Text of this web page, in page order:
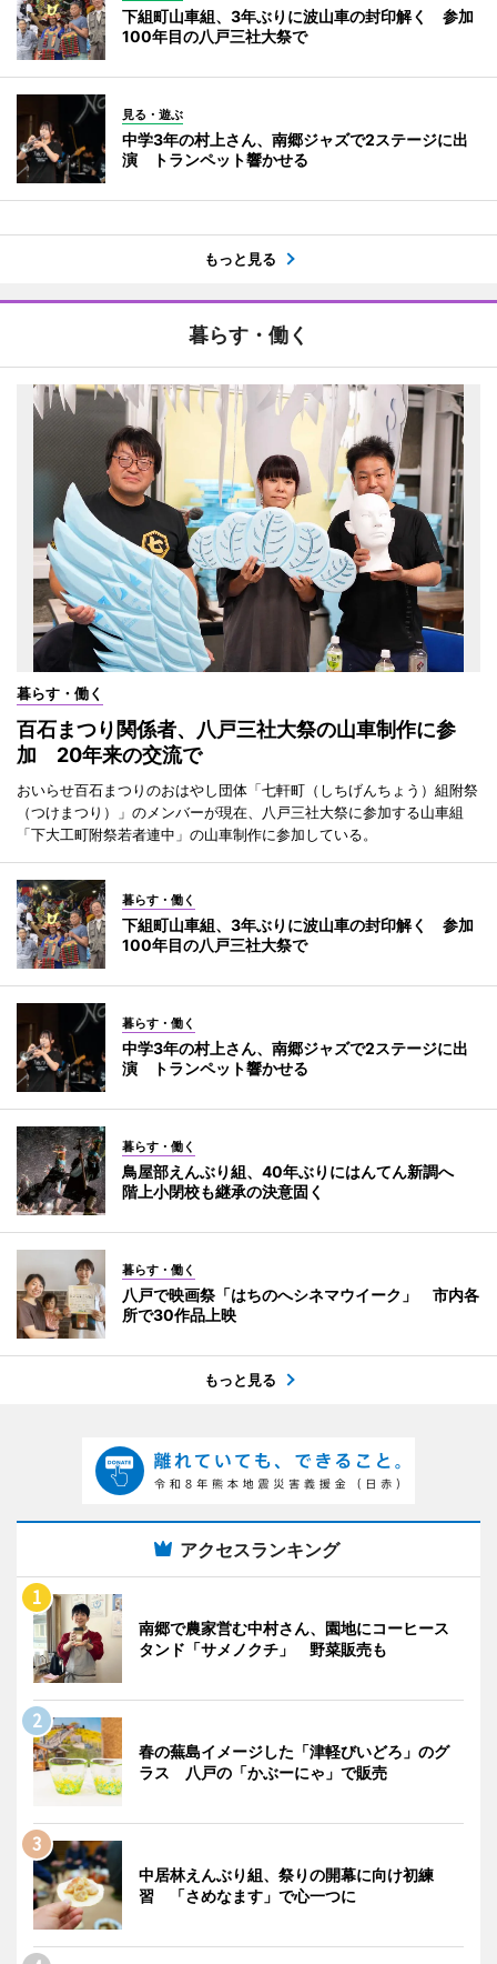
下組町山車組、3年ぶりに波山車の封印解く 参加
100年目の八戸三社大祭で
見る・遊ぶ
中学3年の村上さん、南郷ジャズで2ステージに出
演 トランペット響かせる
もっと見る
暮らす・働く
暮らす・働く
百石まつり関係者、八戸三社大祭の山車制作に参
加 20年来の交流で
おいらせ百石まつりのおはやし団体「七軒町（しちげんちょう）組附祭
（つけまつり）」のメンバーが現在、八戸三社大祭に参加する山車組
「下大工町附祭若者連中」の山車制作に参加している。
暮らす・働く
下組町山車組、3年ぶりに波山車の封印解く 参加
100年目の八戸三社大祭で
暮らす・働く
中学3年の村上さん、南郷ジャズで2ステージに出
演 トランペット響かせる
暮らす・働く
鳥屋部えんぶり組、40年ぶりにはんてん新調へ
階上小閉校も継承の決意固く
暮らす・働く
八戸で映画祭「はちのへシネマウイーク」 市内各
所で30作品上映
もっと見る
アクセスランキング
南郷で農家営む中村さん、園地にコーヒース
タンド「サメノクチ」 野菜販売も
春の蕪島イメージした「津軽びいどろ」のグ
ラス 八戸の「かぶーにゃ」で販売
中居林えんぶり組、祭りの開幕に向け初練
習 「さめなます」で心一つに